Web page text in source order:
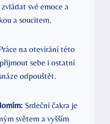
své emoce a
a soucitem.
na otevírání této
sebe i ostatní
odpouštět.
Srdeční čakra je
světem a vyšším